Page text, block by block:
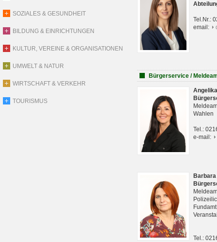
SOZIALES & GESUNDHEIT
BILDUNG & EINRICHTUNGEN
KULTUR, VEREINE & ORGANISATIONEN
UMWELT & NATUR
WIRTSCHAFT & VERKEHR
TOURISMUS
Tel.Nr.:
email:
Bürgerservice /
Wahlen
Tel.:
e-mail:
Tel.: